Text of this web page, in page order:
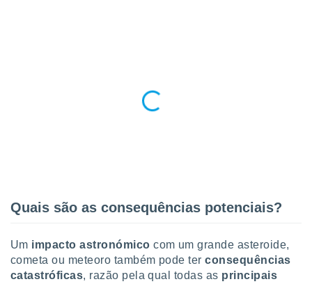
navegação
não
cookies
Quais são as consequências potenciais?
Um impacto astronómico com um grande asteroide,
cometa ou meteoro também pode terconsequências
catastróficas, razão pela qual todas as principais